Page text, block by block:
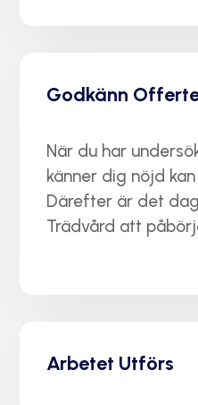
Godkänn
När du har
känner dig nöjd
Därefter är det
Trädvård att
Arbetet Utförs